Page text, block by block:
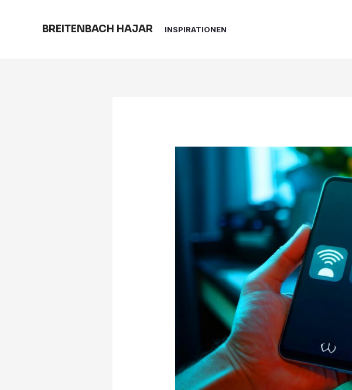
BREITENBACH HAJAR INSPIRATIONEN